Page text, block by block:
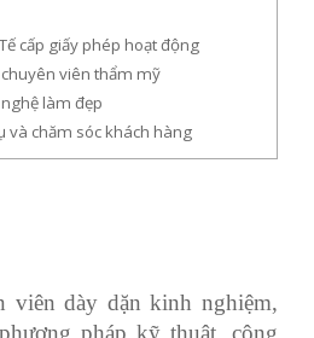
cấp giấy phép hoạt động
viên thẩm mỹ
làm đẹp
và chăm sóc khách hàng
viên dày dặn kinh nghiệm,
pháp kỹ thuật, công